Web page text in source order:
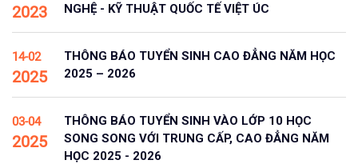
2023
NGHỆ - KỸ THUẬT QUỐC TẾ VIỆT ÚC
14-02
2025
THÔNG BÁO TUYỂN SINH CAO ĐẲNG NĂM HỌC
2025 – 2026
03-04
2025
THÔNG BÁO TUYỂN SINH VÀO LỚP 10 HỌC
SONG SONG VỚI TRUNG CẤP, CAO ĐẲNG NĂM
HỌC 2025 - 2026